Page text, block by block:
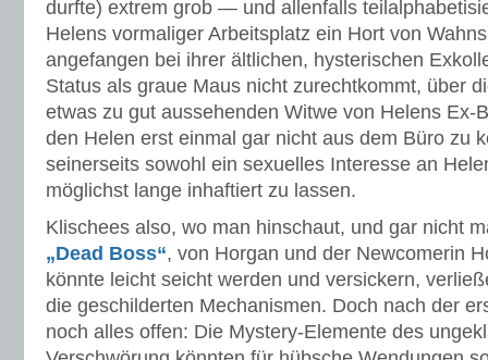
durfte) extrem grob — und allenfalls
Helens vormaliger Arbeitsplatz ein Hort von
angefangen bei ihrer ältlichen, hysterischen
Status als graue Maus nicht zurechtkommt, über
etwas zu gut aussehenden Witwe von Helens Ex-
den Helen erst einmal gar nicht aus dem Büro zu
seinerseits sowohl ein sexuelles Interesse an
möglichst lange inhaftiert zu lassen.
Klischees also, wo man hinschaut, und gar nicht
„Dead Boss“, von Horgan und der Newcomerin
könnte leicht seicht werden und versickern,
die geschilderten Mechanismen. Doch nach der
noch alles offen: Die Mystery-Elemente des